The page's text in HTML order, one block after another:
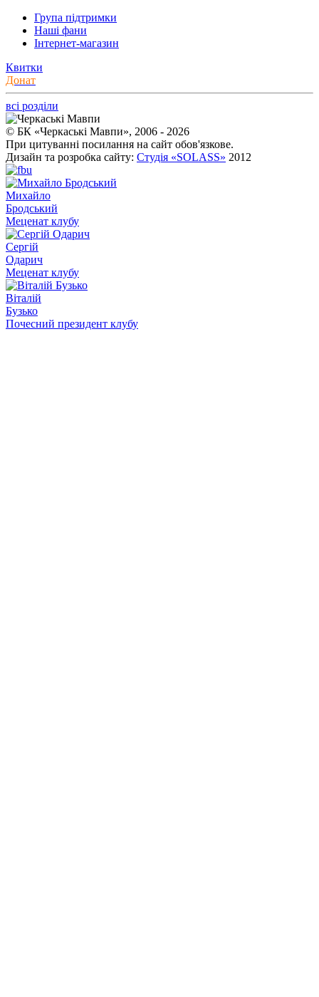
Група підтримки
Наші фани
Інтернет-магазин
Квитки
Донат
всі розділи
© БК «Черкаські Мавпи», 2006 - 2026
При цитуванні посилання на сайт обов'язкове.
Дизайн та розробка сайту: Студія «SOLASS» 2012
Михайло
Бродський
Меценат клубу
Сергій
Одарич
Меценат клубу
Віталій
Бузько
Почесний президент клубу